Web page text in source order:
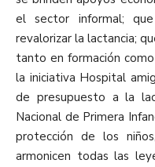
el sector informal;
revalorizar la lactancia;
tanto en formación
la iniciativa Hospital
de presupuesto a la
Nacional de Primera
protección de los
armonicen todas las